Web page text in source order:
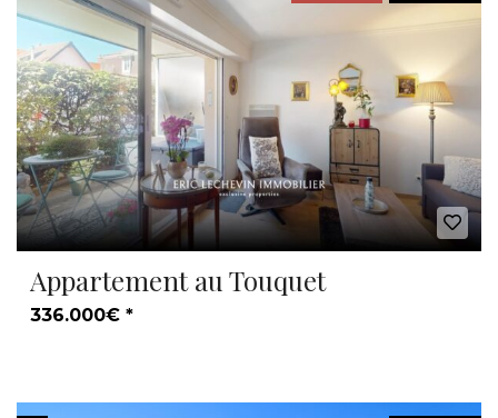
Appartement au Touquet
336.000€ *